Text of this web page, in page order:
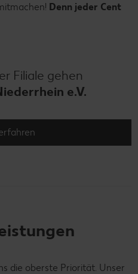
Denn jeder Cent
Filiale gehen
e.V.
die oberste Priorität. Unser